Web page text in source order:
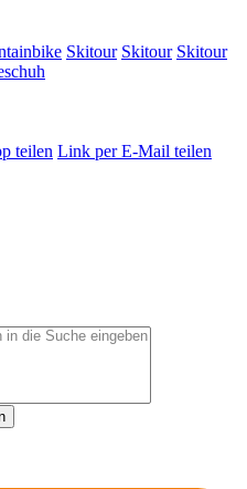
Skitour Skitour Skitour
teilen Link per E-Mail teilen